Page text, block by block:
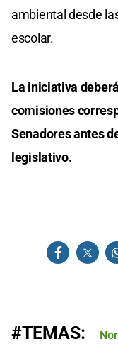
ambiental desde
escolar.
La iniciativa
comisiones
Senadores antes
legislativo.
#TEMAS: